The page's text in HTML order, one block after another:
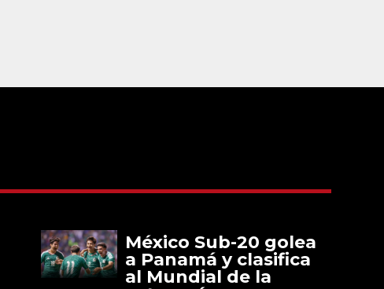
México Sub-20 golea
a Panamá y clasifica
al Mundial de la